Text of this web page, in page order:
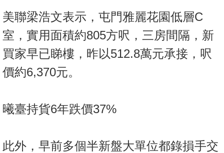
美聯梁浩文表示，屯門雅麗花園低層C
室，實用面積約805方呎，三房間隔，新
買家早已睇樓，昨以512.8萬元承接，呎
價約6,370元。
曦臺持貨6年跌價37%
此外，早前多個半新盤大單位都錄損手交